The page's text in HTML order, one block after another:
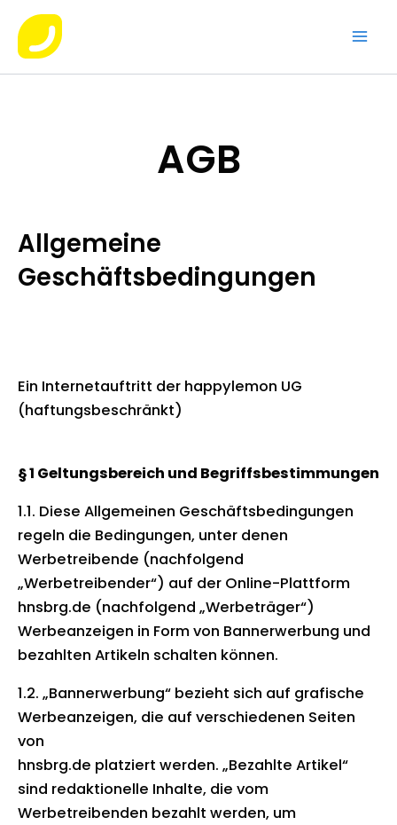
content
AGB
Allgemeine
Geschäftsbedingungen
Ein Internetauftritt der happylemon UG
(haftungsbeschränkt)
§ 1 Geltungsbereich und Begriffsbestimmungen
1.1. Diese Allgemeinen Geschäftsbedingungen
regeln die Bedingungen, unter denen
Werbetreibende (nachfolgend
„Werbetreibender“) auf der Online-Plattform
hnsbrg.de (nachfolgend „Werbeträger“)
Werbeanzeigen in Form von Bannerwerbung und
bezahlten Artikeln schalten können.
1.2. „Bannerwerbung“ bezieht sich auf grafische
Werbeanzeigen, die auf verschiedenen Seiten
von
hnsbrg.de platziert werden. „Bezahlte Artikel“
sind redaktionelle Inhalte, die vom
Werbetreibenden bezahlt werden, um